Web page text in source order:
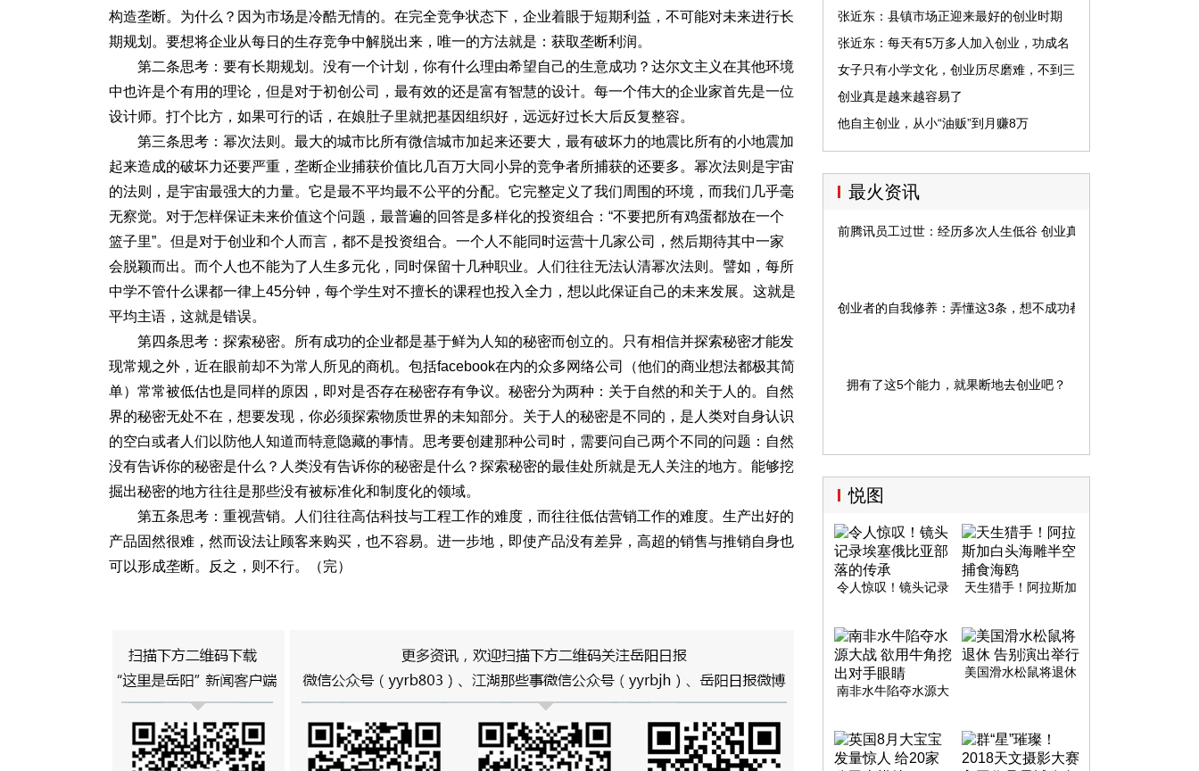
构造垄断。为什么？因为市场是冷酷无情的。在完全竞争状态下，企业着眼于短期利益，不可能对未来进行长
期规划。要想将企业从每日的生存竞争中解脱出来，唯一的方法就是：获取垄断利润。
第二条思考：要有长期规划。没有一个计划，你有什么理由希望自己的生意成功？达尔文主义在其他环境
中也许是个有用的理论，但是对于初创公司，最有效的还是富有智慧的设计。每一个伟大的企业家首先是一位
设计师。打个比方，如果可行的话，在娘肚子里就把基因组织好，远远好过长大后反复整容。
第三条思考：幂次法则。最大的城市比所有微信城市加起来还要大，最有破坏力的地震比所有的小地震加
起来造成的破坏力还要严重，垄断企业捕获价值比几百万大同小异的竞争者所捕获的还要多。幂次法则是宇宙
的法则，是宇宙最强大的力量。它是最不平均最不公平的分配。它完整定义了我们周围的环境，而我们几乎毫
无察觉。对于怎样保证未来价值这个问题，最普遍的回答是多样化的投资组合：“不要把所有鸡蛋都放在一个
篮子里”。但是对于创业和个人而言，都不是投资组合。一个人不能同时运营十几家公司，然后期待其中一家
会脱颖而出。而个人也不能为了人生多元化，同时保留十几种职业。人们往往无法认清幂次法则。譬如，每所
中学不管什么课都一律上45分钟，每个学生对不擅长的课程也投入全力，想以此保证自己的未来发展。这就是
平均主语，这就是错误。
第四条思考：探索秘密。所有成功的企业都是基于鲜为人知的秘密而创立的。只有相信并探索秘密才能发
现常规之外，近在眼前却不为常人所见的商机。包括facebook在内的众多网络公司（他们的商业想法都极其简
单）常常被低估也是同样的原因，即对是否存在秘密存有争议。秘密分为两种：关于自然的和关于人的。自然
界的秘密无处不在，想要发现，你必须探索物质世界的未知部分。关于人的秘密是不同的，是人类对自身认识
的空白或者人们以防他人知道而特意隐藏的事情。思考要创建那种公司时，需要问自己两个不同的问题：自然
没有告诉你的秘密是什么？人类没有告诉你的秘密是什么？探索秘密的最佳处所就是无人关注的地方。能够挖
掘出秘密的地方往往是那些没有被标准化和制度化的领域。
第五条思考：重视营销。人们往往高估科技与工程工作的难度，而往往低估营销工作的难度。生产出好的
产品固然很难，然而设法让顾客来购买，也不容易。进一步地，即使产品没有差异，高超的销售与推销自身也
可以形成垄断。反之，则不行。（完）
张近东：县镇市场正迎来最好的创业时期
张近东：每天有5万多人加入创业，功成名
就越来越难
女子只有小学文化，创业历尽磨难，不到三
年时间销售额超600万
创业真是越来越容易了
他自主创业，从小“油贩”到月赚8万
最火资讯
前腾讯员工过世：经历多次人生低谷 创业真心很苦
创业者的自我修养：弄懂这3条，想不成功都难
拥有了这5个能力，就果断地去创业吧？
悦图
令人惊叹！镜头记录
天生猎手！阿拉斯加
南非水牛陷夺水源大
美国滑水松鼠将退休